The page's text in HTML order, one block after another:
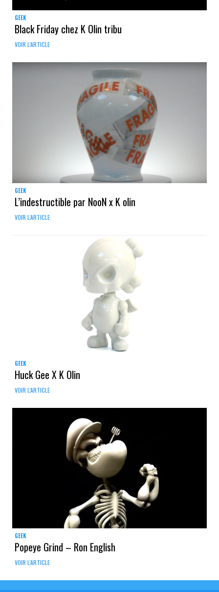
GEEK
Black Friday chez K Olin tribu
VOIR L'ARTICLE
GEEK
L’indestructible par NooN x K olin
VOIR L'ARTICLE
GEEK
Huck Gee X K Olin
VOIR L'ARTICLE
GEEK
Popeye Grind – Ron English
VOIR L'ARTICLE